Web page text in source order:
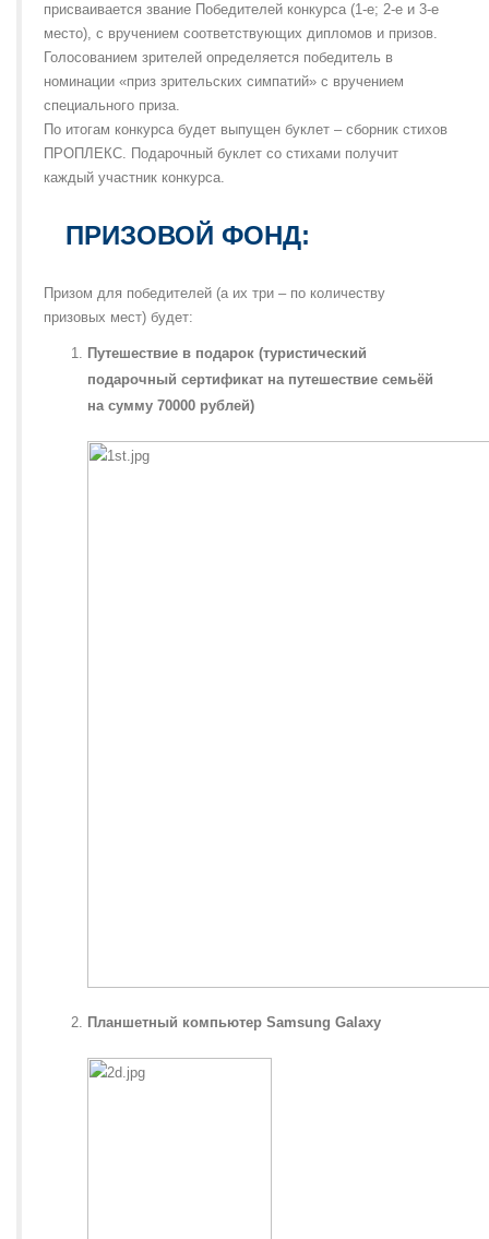
присваивается звание Победителей конкурса (1-е; 2-е и 3-е
место), с вручением соответствующих дипломов и призов.
Голосованием зрителей определяется победитель в
номинации «приз зрительских симпатий» с вручением
специального приза.
По итогам конкурса будет выпущен буклет – сборник стихов
ПРОПЛЕКС. Подарочный буклет со стихами получит
каждый участник конкурса.
ПРИЗОВОЙ ФОНД:
Призом для победителей (а их три – по количеству
призовых мест) будет:
Путешествие в подарок (туристический
подарочный сертификат на путешествие семьёй
на сумму 70000 рублей)
Планшетный компьютер Samsung Galaxy